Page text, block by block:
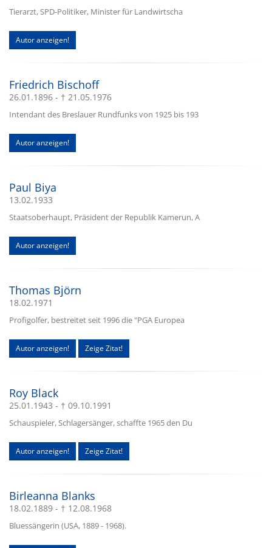
Tierarzt, SPD-Politiker, Minister für Landwirtscha
Autor anzeigen!
Friedrich Bischoff
26.01.1896 - † 21.05.1976
Intendant des Breslauer Rundfunks von 1925 bis 193
Autor anzeigen!
Paul Biya
13.02.1933
Staatsoberhaupt, Präsident der Republik Kamerun, A
Autor anzeigen!
Thomas Björn
18.02.1971
Profigolfer, bestreitet seit 1996 die "PGA Europea
Autor anzeigen! Zeige Zitat!
Roy Black
25.01.1943 - † 09.10.1991
Schauspieler, Schlagersänger, schaffte 1965 den Du
Autor anzeigen! Zeige Zitat!
Birleanna Blanks
18.02.1889 - † 12.08.1968
Bluessängerin (USA, 1889 - 1968).